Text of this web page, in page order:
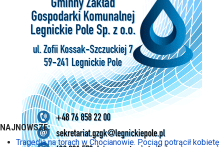
NAJNOWSZE:
Tragedia na torach w Chocianowie. Pociąg potrącił kobietę